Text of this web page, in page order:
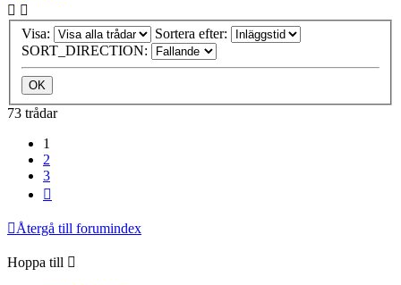
Visa:
Sortera efter:
SORT_DIRECTION:
73 trådar
1
2
3
Återgå till forumindex
Hoppa till